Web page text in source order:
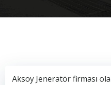
Aksoy Jeneratör firması